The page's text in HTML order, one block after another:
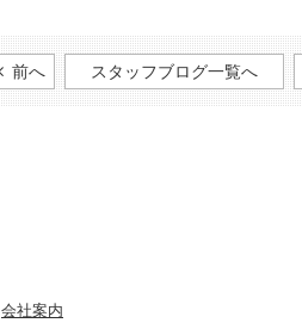
前へ スタッフブログ一覧へ
会社案内